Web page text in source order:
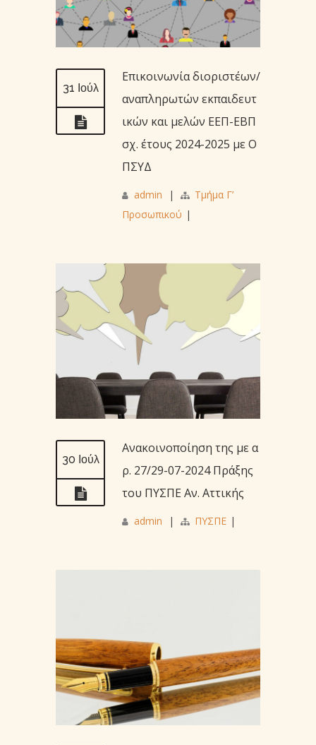
31 Ιούλ
Επικοινωνία διοριστέων/
αναπληρωτών εκπαιδευτ
ικών και μελών ΕΕΠ-ΕΒΠ
σχ. έτους 2024-2025 με Ο
ΠΣΥΔ
admin |
Τμήμα Γ’
Προσωπικού |
30 Ιούλ
Ανακοινοποίηση της με α
ρ. 27/29-07-2024 Πράξης
του ΠΥΣΠΕ Αν. Αττικής
admin | ΠΥΣΠΕ |